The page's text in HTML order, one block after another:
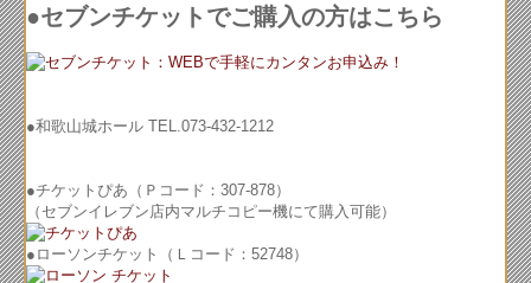
●セブンチケットでご購入の方はこちら
●和歌山城ホール TEL.073-432-1212
●チケットぴあ（Ｐコード：307-878）
（セブンイレブン店内マルチコピー機にて購入可能）
●ローソンチケット（Ｌコード：52748）